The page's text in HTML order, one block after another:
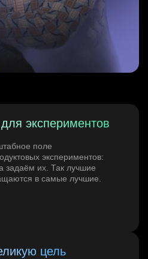
экспериментов
поле
экспериментов:
задаём их. Так лучшие
в самые лучшие.
цель